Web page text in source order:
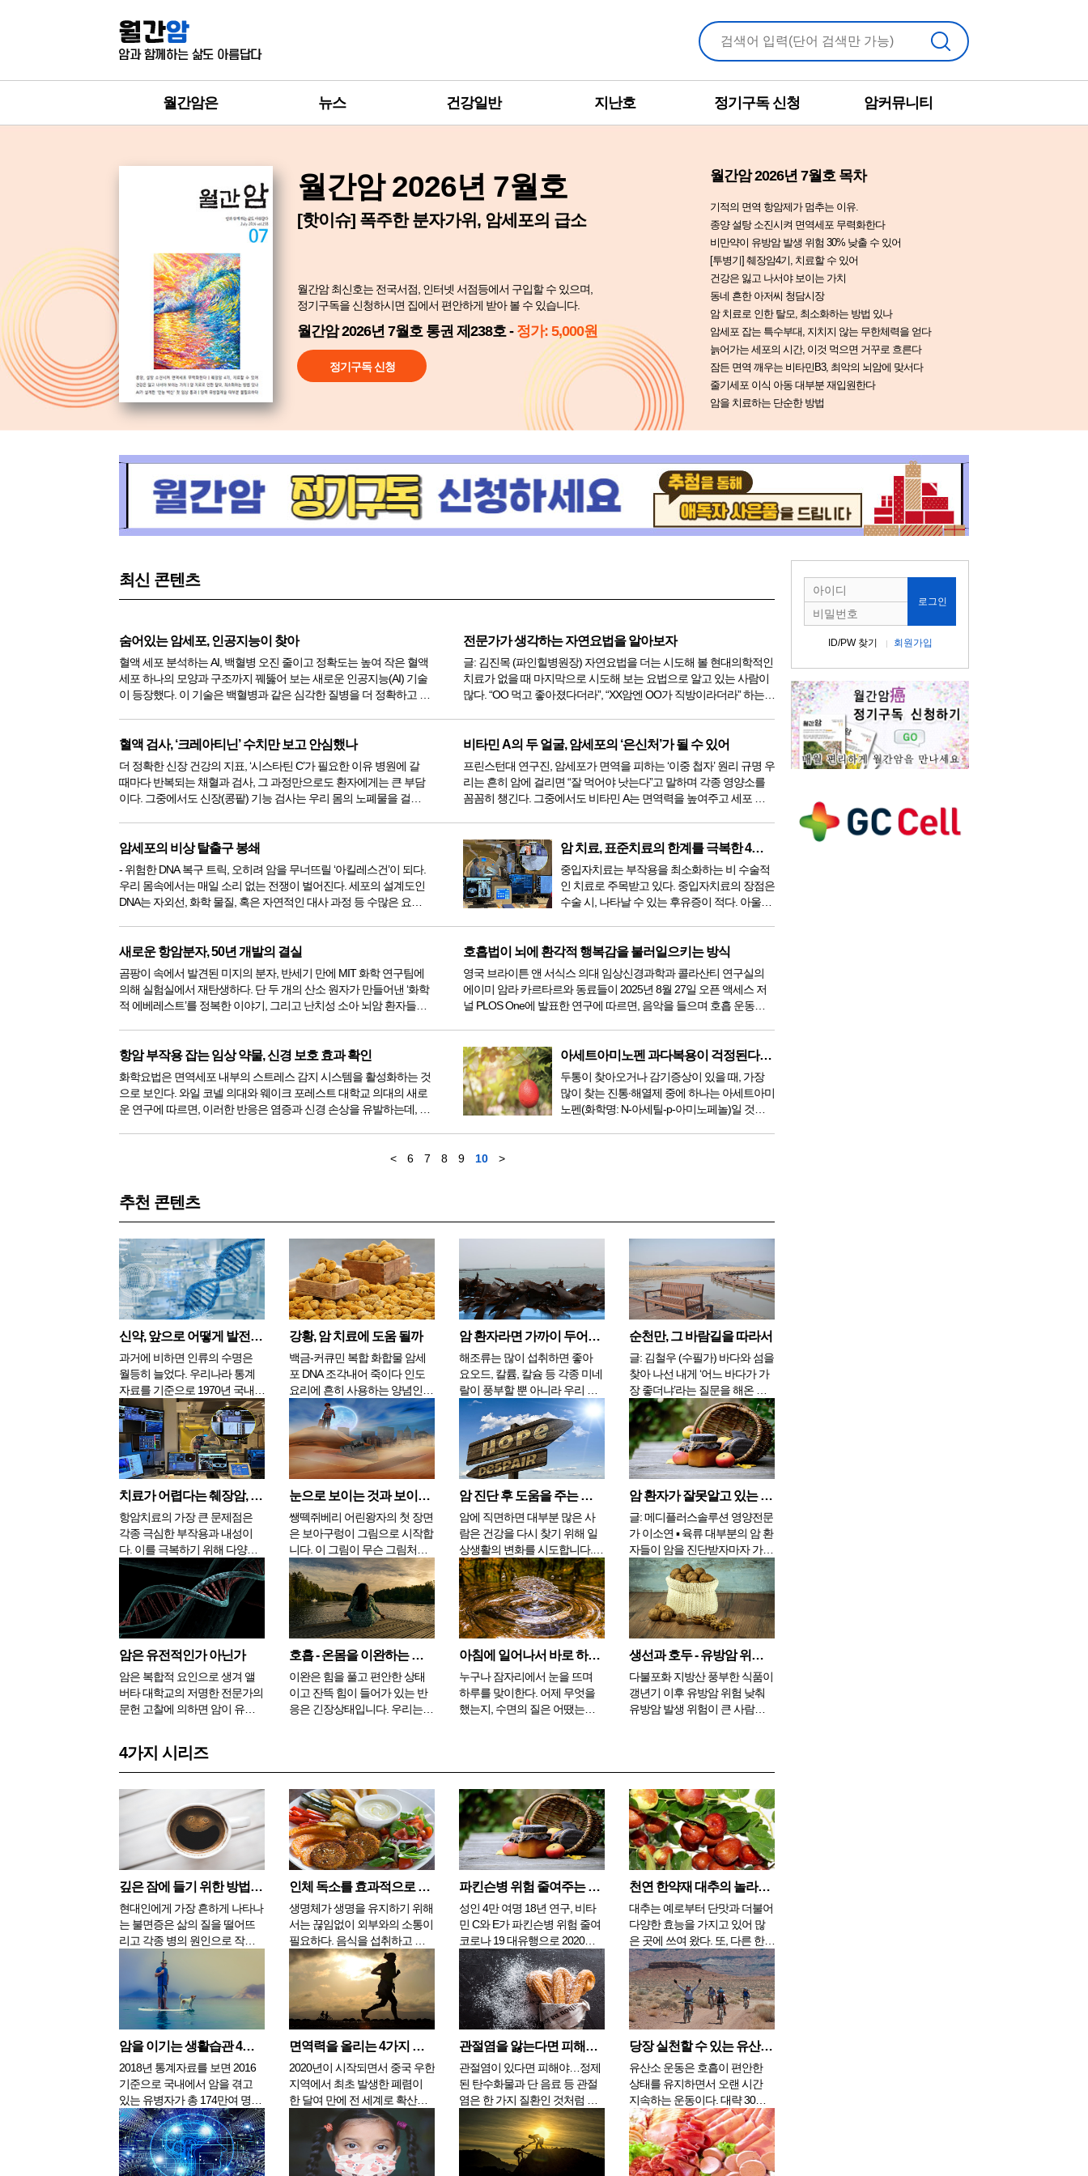
검색
월간암은 뉴스 건강일반 지난호 정기구독 신청 암커뮤니티
월간암 2026년 7월호
[핫이슈] 폭주한 분자가위, 암세포의 급소
월간암 최신호는 전국서점, 인터넷 서점등에서 구입할 수 있으며,
정기구독을 신청하시면 집에서 편안하게 받아 볼 수 있습니다.
월간암 2026년 7월호 통권 제238호 - 정가: 5,000원
정기구독 신청
월간암 2026년 7월호 목차
기적의 면역 항암제가 멈추는 이유.
종양 설탕 소진시켜 면역세포 무력화한다
비만약이 유방암 발생 위험 30% 낮출 수 있어
[투병기] 췌장암4기, 치료할 수 있어
건강은 잃고 나서야 보이는 가치
동네 흔한 아저씨 청담시장
암 치료로 인한 탈모, 최소화하는 방법 있나
암세포 잡는 특수부대, 지치지 않는 무한체력을 얻다
늙어가는 세포의 시간, 이것 먹으면 거꾸로 흐른다
잠든 면역 깨우는 비타민B3, 최악의 뇌암에 맞서다
줄기세포 이식 아동 대부분 재입원한다
암을 치료하는 단순한 방법
최신 콘텐츠
숨어있는 암세포, 인공지능이 찾아
혈액 세포 분석하는 AI, 백혈병 오진 줄이고 정확도는 높여 작은 혈액
세포 하나의 모양과 구조까지 꿰뚫어 보는 새로운 인공지능(AI) 기술
이 등장했다. 이 기술은 백혈병과 같은 심각한 질병을 더 정확하고 빠
전문가가 생각하는 자연요법을 알아보자
글: 김진목 (파인힐병원장) 자연요법을 더는 시도해 볼 현대의학적인
치료가 없을 때 마지막으로 시도해 보는 요법으로 알고 있는 사람이
많다. “OO 먹고 좋아졌다더라”, “XX암엔 OO가 직방이라더라” 하는
혈액 검사, ‘크레아티닌’ 수치만 보고 안심했나
더 정확한 신장 건강의 지표, ‘시스타틴 C’가 필요한 이유 병원에 갈
때마다 반복되는 채혈과 검사, 그 과정만으로도 환자에게는 큰 부담
이다. 그중에서도 신장(콩팥) 기능 검사는 우리 몸의 노폐물을 걸러
비타민 A의 두 얼굴, 암세포의 ‘은신처’가 될 수 있어
프린스턴대 연구진, 암세포가 면역을 피하는 ‘이중 첩자’ 원리 규명 우
리는 흔히 암에 걸리면 “잘 먹어야 낫는다”고 말하며 각종 영양소를
꼼꼼히 챙긴다. 그중에서도 비타민 A는 면역력을 높여주고 세포 재
암세포의 비상 탈출구 봉쇄
- 위험한 DNA 복구 트릭, 오히려 암을 무너뜨릴 ‘아킬레스건’이 되다.
우리 몸속에서는 매일 소리 없는 전쟁이 벌어진다. 세포의 설계도인
DNA는 자외선, 화학 물질, 혹은 자연적인 대사 과정 등 수많은 요인
암 치료, 표준치료의 한계를 극복한 4종복합치료, 중입자치료
중입자치료는 부작용을 최소화하는 비 수술적
인 치료로 주목받고 있다. 중입자치료의 장점은
수술 시, 나타날 수 있는 후유증이 적다. 아울러
peak)현상에 의해 종양에만 선량을 집중시켜
완벽한 ...
새로운 항암분자, 50년 개발의 결실
곰팡이 속에서 발견된 미지의 분자, 반세기 만에 MIT 화학 연구팀에
의해 실험실에서 재탄생하다. 단 두 개의 산소 원자가 만들어낸 ‘화학
적 에베레스트’를 정복한 이야기, 그리고 난치성 소아 뇌암 환자들에
호흡법이 뇌에 환각적 행복감을 불러일으키는 방식
영국 브라이튼 앤 서식스 의대 임상신경과학과 콜라산티 연구실의
에이미 암라 카르타르와 동료들이 2025년 8월 27일 오픈 액세스 저
널 PLOS One에 발표한 연구에 따르면, 음악을 들으며 호흡 운동을
항암 부작용 잡는 임상 약물, 신경 보호 효과 확인
화학요법은 면역세포 내부의 스트레스 감지 시스템을 활성화하는 것
으로 보인다. 와일 코넬 의대와 웨이크 포레스트 대학교 의대의 새로
운 연구에 따르면, 이러한 반응은 염증과 신경 손상을 유발하는데, 이
아세트아미노펜 과다복용이 걱정된다면, 섭취해야 할 이것
두통이 찾아오거나 감기증상이 있을 때, 가장
많이 찾는 진통∙해열제 중에 하나는 아세트아미
노펜(화학명: N-아세틸-p-아미노페놀)일 것이
< 6 7 8 9 10 >
추천 콘텐츠
신약, 앞으로 어떻게 발전할까
과거에 비하면 인류의 수명은
월등히 늘었다. 우리나라 통계
자료를 기준으로 1970년 국내
인구의 평균 수명은 남자는 58
세, 여자는 65세로 평균 62세 정
도였다. 그로부터 50여년이 흐
른 2020년에는 남자가 80세, 여
자는 86세이며 평균 수치는 83
세 정도이다. 더 오래전 ...
강황, 암 치료에 도움 될까
백금-커큐민 복합 화합물 암세
포 DNA 조각내어 죽이다 인도
요리에 흔히 사용하는 양념인
강황의 추출물은 용해해서 종양
에 투여하면 암세포를 죽일 수
있다고 과학자들이 주장하고 있
다. 강황은 치료 효과가 있는 것
으로 알려져 있고 생고기의 병
균을 죽이는 방법으로도 이용되
고 있다. 최...
암 환자라면 가까이 두어야 할 식품, 해조류와 버섯류
해조류는 많이 섭취하면 좋아
요오드, 칼륨, 칼슘 등 각종 미네
랄이 풍부할 뿐 아니라 우리 몸
에 필요한 영양소를 모두 갖추
고 있는 해조류는 유해산소를
없애주는 베타카로틴의 함량도
녹황색 채소와 비슷하다. 혈당
과 콜레스테롤을 낮춰주고, 해
조류의 알긴산은 체내의 중금속
들을 빨아들여 몸 밖...
순천만, 그 바람길을 따라서
글: 김철우 (수필가) 바다와 섬을
찾아 나선 내게 ‘어느 바다가 가
장 좋더냐’라는 질문을 해온 친
구가 있었다. 바다와 섬만 있으
면 되지 어느 바다가 뭐가 그리
중요하냐고 그땐 웃고 말았지
만, 만약 구석구석 돌아보고 싶
은 바다를 고르라는 질문이었다
면 크게 주저하지 않고 남해를
선택...
치료가 어렵다는 췌장암, 하이브리드 리포솜 등 복합치료로 결과 확인
항암치료의 가장 큰 문제점은
각종 극심한 부작용과 내성이
다. 이를 극복하기 위해 다양한
암 치료기술이 개발되고 있다.
일본 암 전문치료 병원인 일본
린쿠메디컬클리닉에서는
Hybrid Liposome과 압타머
(Aptamer)칵테일요법, 광면역치
료(PDT), IVR(TACE)치료를 실시
해서...
눈으로 보이는 것과 보이지 않는 것
쌩떽쥐베리 어린왕자의 첫 장면
은 보아구렁이 그림으로 시작합
니다. 이 그림이 무슨 그림처럼
보이냐고 물어보면 대부분의 사
람들이 모자라고 대답을 해서
어린 시절의 비행사는 실망합니
다. 그래서 그림을 좀 더 이해하
기 쉽게 보아구렁이의 뱃속을
볼 수 있도록 다시 그립니다. 욕
심 많은 뱀의 뱃속...
암 진단 후 도움을 주는 생활 습관, 6가지
암에 직면하면 대부분 많은 사
람은 건강을 다시 찾기 위해 일
상생활의 변화를 시도합니다.
건강을 위한 생활 습관의 변화
가 어떤 사람에게는 암 재발 우
려를 줄어들게 만들고, 또 어떤
사람은 특히, 더 진행 정도가 심
한 중증 환자는 병원 치료를 더
수월하게 지낼 수 있게 만들기
도 합니...
암 환자가 잘못알고 있는 식품 - 2편
글: 메디플러스솔루션 영양전문
가 이소연 ▪ 육류 대부분의 암 환
자들이 암을 진단받자마자 가장
멀리하는 식품 중 하나가 육류
입니다. 과연 육류는 꼭 피해야
하는 식품일까요? 실제로 서구
화된 식습관과 붉은색 육류의
과다 섭취는 일부 암에 있어서
위험요인이 되지만, 암 진단 이
후 육류...
암은 유전적인가 아닌가
암은 복합적 요인으로 생겨 앨
버타 대학교의 저명한 전문가의
문헌 고찰에 의하면 암이 유전
구가들은 환경 요인과 대사 요
인도 고려할 필요가 있다고 한
다. 지난 몇 세기 동안 나온 암의
원인에 대한 거의 모든 이론은
크게 ...
호흡 - 온몸을 이완하는 방법
이완은 힘을 풀고 편안한 상태
이고 잔뜩 힘이 들어가 있는 반
응은 긴장상태입니다. 우리는
한쪽으로 기울어진 상태가 지속
되면 몸의 건강도 나빠질 수밖
에 없습니다. 긴장이 지속되면
몸은 수축되고 마음은...
아침에 일어나서 바로 하면 좋은 행동 4가지
누구나 잠자리에서 눈을 뜨며
하루를 맞이한다. 어제 무엇을
했는지, 수면의 질은 어땠는지
다면 전날 과음이나 흡연 또는
과식을 했기 때문에 간에서 제
대로 된 해독을 하지 못해서 그
럴 수 있으며, 손발...
생선과 호두 - 유방암 위험을 낮춰 주나
다불포화 지방산 풍부한 식품이
갱년기 이후 유방암 위험 낮춰
유방암 발생 위험이 큰 사람들
연구해서 n-3계 다불포화 지방
산(PUFAs)이 풍부한 식품이 유
방암 위험을 낮추는 데 도움이
될 수도 있...
4가지 시리즈
깊은 잠에 들기 위한 방법 4가지
현대인에게 가장 흔하게 나타나
는 불면증은 삶의 질을 떨어뜨
리고 각종 병의 원인으로 작용
합니다. 오랜 동안 수면 부족에
시달리면 그만큼 스트레스에 노
출되고 그에 맞게 체질이 변하
여 암이나 심근경색 같은 중병
에 갑자기 노출될 수 있습니다.
반대로 충분하고 깊은 수면은
우리의 몸을 치유합...
인체 독소를 효과적으로 대응하는 방법 4가지
생명체가 생명을 유지하기 위해
서는 끊임없이 외부와의 소통이
필요하다. 음식을 섭취하고 내
부의 것들을 밖으로 내보낸다.
다이어트에 관심이 많은 사람이
라면 들어오는 것보다는 밖으로
빼내는 일에 더 많은 관심을 갖
겠지만 우리 몸이 자신의 의지
대로 호락호락 움직이지 않기
때문에 언제나 난관에 ...
파킨슨병 위험 줄여주는 2가지 비타민
성인 4만 여명 18년 연구, 비타
민 C와 E가 파킨슨병 위험 줄여
코로나 19 대유행으로 2020년 3
월 이후로 당신은 아마도 과거
어느 때보다도 건강에 대해 더
많이 생각했을지도 모른다. 그
러나 이제는 갈수록 많은 사람
이 코로나 백신을 맞고 있어서
당신의 건강에 대한 초점이 작
년에...
천연 한약재 대추의 놀라운 효능 9가지
대추는 예로부터 단맛과 더불어
다양한 효능을 가지고 있어 많
은 곳에 쓰여 왔다. 또, 다른 한약
재와 잘 어울리고 한약재의 부
작용을 막는 역할을 해 현대 한
의학에서도 여러 곳에 활용되고
있다. 에서는 “맛이 달고 독이 없
으며, 속을 편안하게 하며 오장
을 보호한다. 또한, 오래 두고 먹
으면...
암을 이기는 생활습관 4가지
2018년 통계자료를 보면 2016
기준으로 국내에서 암을 겪고
있는 유병자가 총 174만여 명으
로 집계됐다. 과거에 비해서 암
유병자가 많아진 이유는 국가에
서 실시하는 조기검진의 영향이
크며 이제 곧 200만 명을 넘어설
면역력을 올리는 4가지 습관
2020년이 시작되면서 중국 우한
지역에서 최초 발생한 폐렴이
한 달여 만에 전 세계로 확산되
었다. 2003년에 공포로 몰아넣
었던 사스(SARS)바이러스와 비
슷한 양상이 되면서 방송은 속
보가 나올 정도로 신속하고 위
관절염을 앓는다면 피해야 할 음식, 5가지
관절염이 있다면 피해야…정제
된 탄수화물과 단 음료 등 관절
염은 한 가지 질환인 것처럼 느
껴질 수 있지만, 실제로는 많은
관절 질병을 포함하고 있다. 관
절염은 관절 연골이 파괴되고
관절에 염증성 변화가 일어나는
당장 실천할 수 있는 유산소 운동 3가지
유산소 운동은 호흡이 편안한
상태를 유지하면서 오랜 시간
지속하는 운동이다. 대략 30분
에서 1시간 정도 진행하는데 이
런 운동의 지속성은 지방을 분
해하기 때문에 다이어트에 도움
이 되고 폐활량도 좋아지고 상
로그인
ID/PW 찾기 회원가입